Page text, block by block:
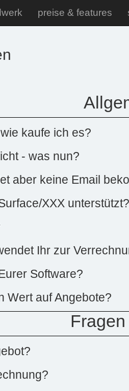
preise & features
kaufe ich es?
- was nun?
aber keine Email
XXX unterstützt?
Ihr zur
Software?
Wert auf Angebote?